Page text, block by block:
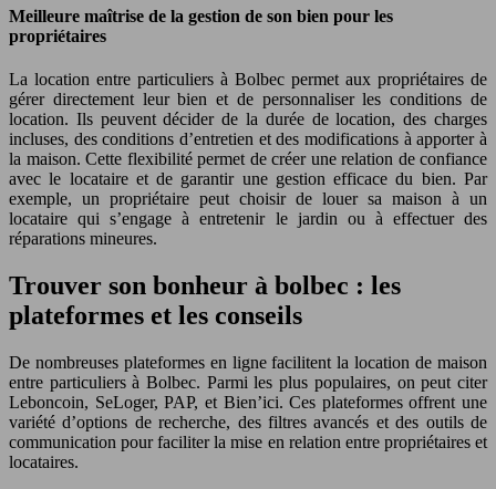
Meilleure maîtrise de la gestion de son bien pour les
propriétaires
La location entre particuliers à Bolbec permet aux propriétaires de
gérer directement leur bien et de personnaliser les conditions de
location. Ils peuvent décider de la durée de location, des charges
incluses, des conditions d’entretien et des modifications à apporter à
la maison. Cette flexibilité permet de créer une relation de confiance
avec le locataire et de garantir une gestion efficace du bien. Par
exemple, un propriétaire peut choisir de louer sa maison à un
locataire qui s’engage à entretenir le jardin ou à effectuer des
réparations mineures.
Trouver son bonheur à bolbec : les
plateformes et les conseils
De nombreuses plateformes en ligne facilitent la location de maison
entre particuliers à Bolbec. Parmi les plus populaires, on peut citer
Leboncoin, SeLoger, PAP, et Bien’ici. Ces plateformes offrent une
variété d’options de recherche, des filtres avancés et des outils de
communication pour faciliter la mise en relation entre propriétaires et
locataires.